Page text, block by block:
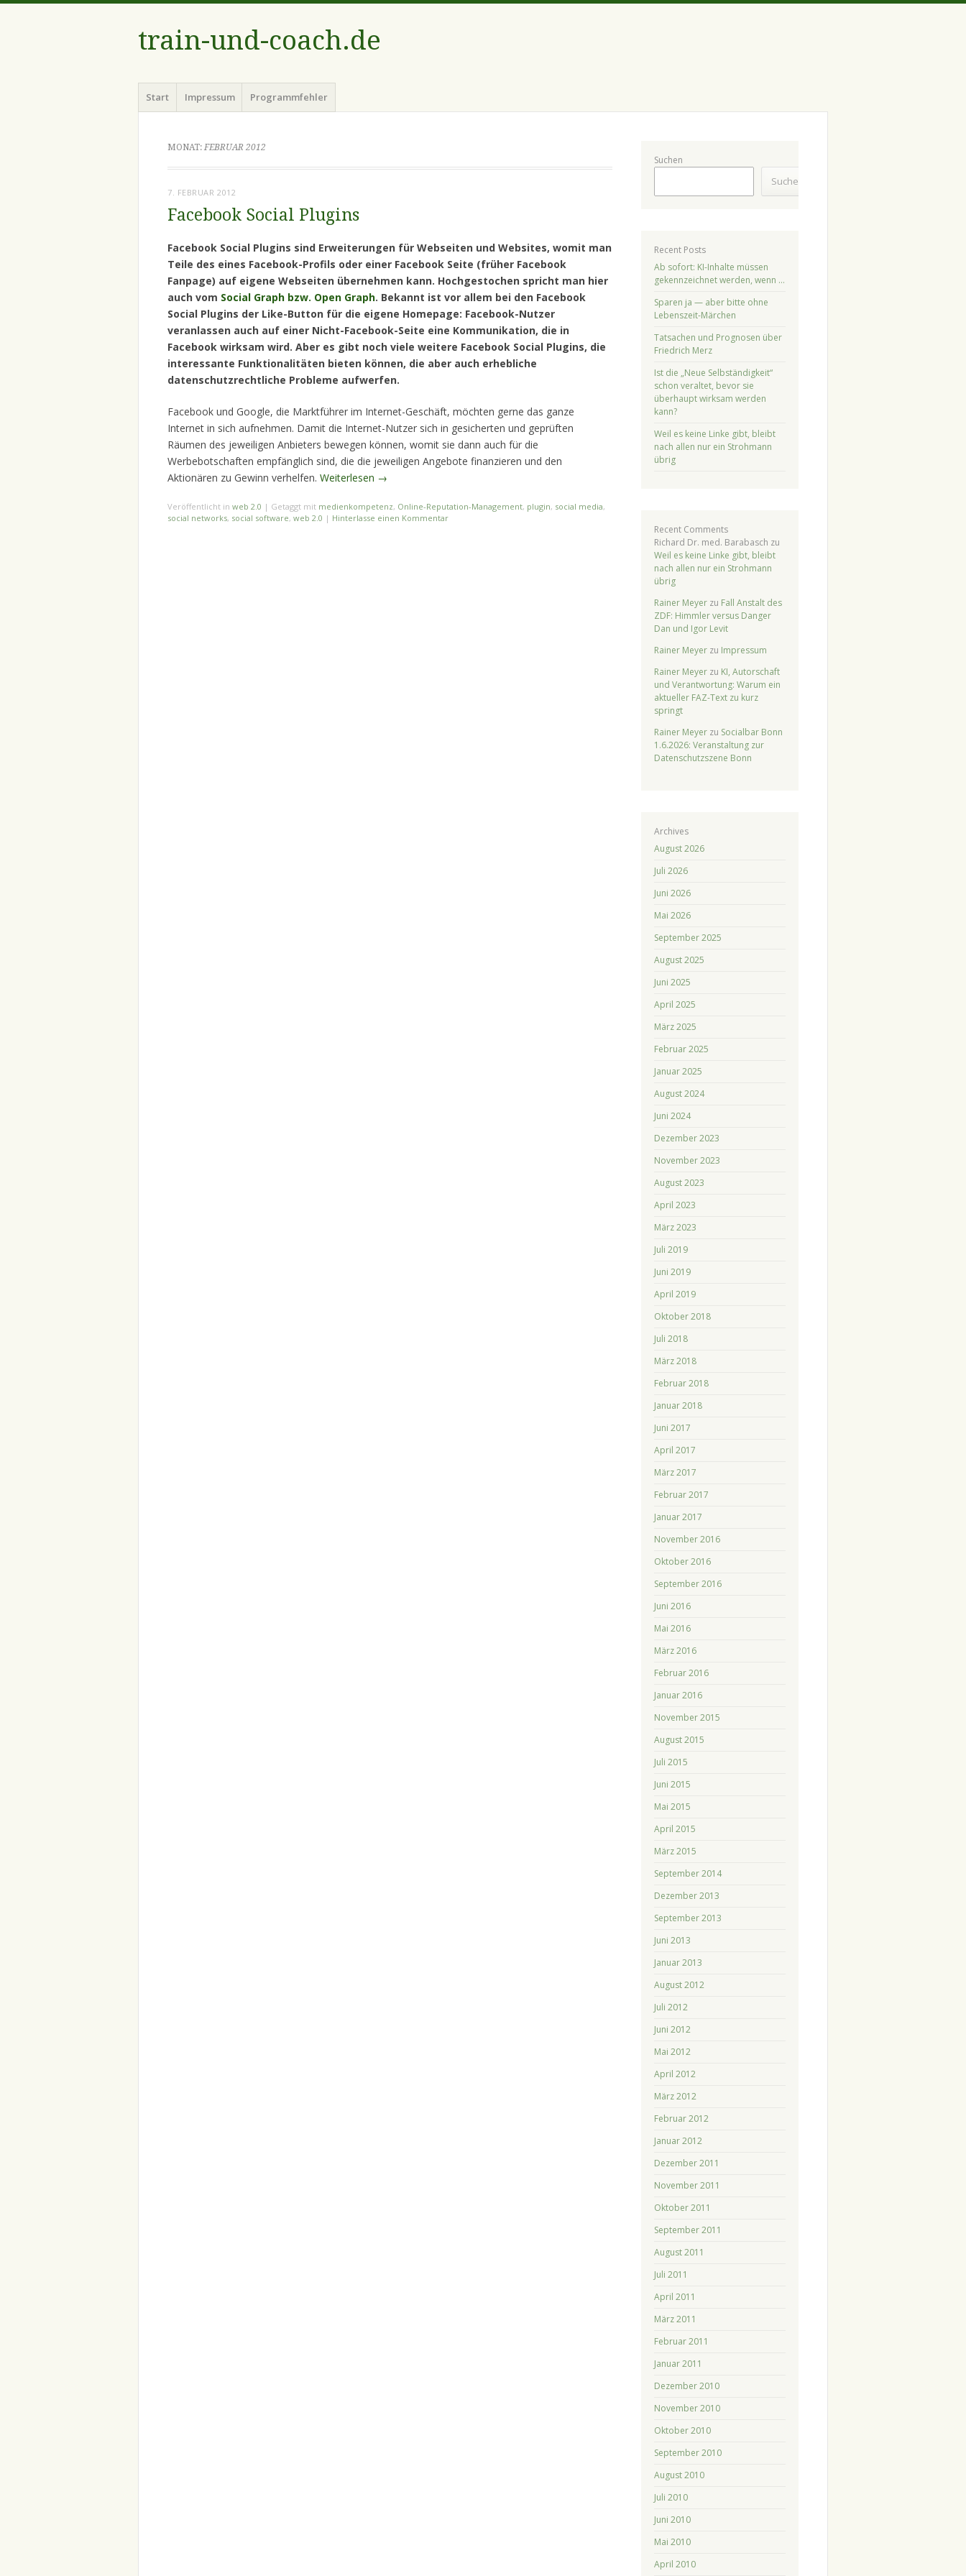
train-und-coach.de
Menü
Zum
Inhalt
Start Impressum Programmfehler
MONAT: FEBRUAR 2012
7. FEBRUAR 2012
Facebook Social Plugins
Facebook Social Plugins sind Erweiterungen für Webseiten und Websites, womit man
Teile des eines Facebook-Profils oder einer Facebook Seite (früher Facebook
Fanpage) auf eigene Webseiten übernehmen kann. Hochgestochen spricht man hier
auch vom Social Graph bzw. Open Graph. Bekannt ist vor allem bei den Facebook
Social Plugins der Like-Button für die eigene Homepage: Facebook-Nutzer
veranlassen auch auf einer Nicht-Facebook-Seite eine Kommunikation, die in
Facebook wirksam wird. Aber es gibt noch viele weitere Facebook Social Plugins, die
interessante Funktionalitäten bieten können, die aber auch erhebliche
datenschutzrechtliche Probleme aufwerfen.
Facebook und Google, die Marktführer im Internet-Geschäft, möchten gerne das ganze
Internet in sich aufnehmen. Damit die Internet-Nutzer sich in gesicherten und geprüften
Räumen des jeweiligen Anbieters bewegen können, womit sie dann auch für die
Werbebotschaften empfänglich sind, die die jeweiligen Angebote finanzieren und den
Aktionären zu Gewinn verhelfen. Weiterlesen →
Veröffentlicht in web 2.0 | Getaggt mit medienkompetenz, Online-Reputation-Management, plugin, social media,
social networks, social software, web 2.0 | Hinterlasse einen Kommentar
Suchen
Suchen
Recent Posts
Ab sofort: KI-Inhalte müssen
gekennzeichnet werden, wenn …
Sparen ja — aber bitte ohne
Lebenszeit-Märchen
Tatsachen und Prognosen über
Friedrich Merz
Ist die „Neue Selbständigkeit“
schon veraltet, bevor sie
überhaupt wirksam werden
kann?
Weil es keine Linke gibt, bleibt
nach allen nur ein Strohmann
übrig
Recent Comments
Richard Dr. med. Barabasch zu
Weil es keine Linke gibt, bleibt
nach allen nur ein Strohmann
übrig
Rainer Meyerzu Fall Anstalt des
ZDF: Himmler versus Danger
Dan und Igor Levit
Rainer Meyerzu Impressum
Rainer Meyerzu KI, Autorschaft
und Verantwortung: Warum ein
aktueller FAZ-Text zu kurz
springt
Rainer Meyerzu Socialbar Bonn
1.6.2026: Veranstaltung zur
Datenschutzszene Bonn
Archives
August 2026
Juli 2026
Juni 2026
Mai 2026
September 2025
August 2025
Juni 2025
April 2025
März 2025
Februar 2025
Januar 2025
August 2024
Juni 2024
Dezember 2023
November 2023
August 2023
April 2023
März 2023
Juli 2019
Juni 2019
April 2019
Oktober 2018
Juli 2018
März 2018
Februar 2018
Januar 2018
Juni 2017
April 2017
März 2017
Februar 2017
Januar 2017
November 2016
Oktober 2016
September 2016
Juni 2016
Mai 2016
März 2016
Februar 2016
Januar 2016
November 2015
August 2015
Juli 2015
Juni 2015
Mai 2015
April 2015
März 2015
September 2014
Dezember 2013
September 2013
Juni 2013
Januar 2013
August 2012
Juli 2012
Juni 2012
Mai 2012
April 2012
März 2012
Februar 2012
Januar 2012
Dezember 2011
November 2011
Oktober 2011
September 2011
August 2011
Juli 2011
April 2011
März 2011
Februar 2011
Januar 2011
Dezember 2010
November 2010
Oktober 2010
September 2010
August 2010
Juli 2010
Juni 2010
Mai 2010
April 2010